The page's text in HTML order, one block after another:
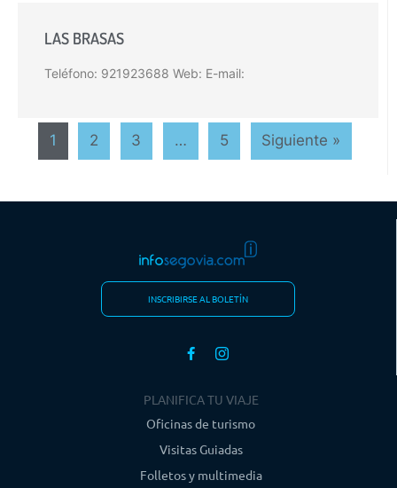
LAS BRASAS
Teléfono: 921923688 Web: E-mail:
1 2 3 … 5 Siguiente »
INSCRIBIRSE AL BOLETÍN
PLANIFICA TU VIAJE
Oficinas de turismo
Visitas Guiadas
Folletos y multimedia